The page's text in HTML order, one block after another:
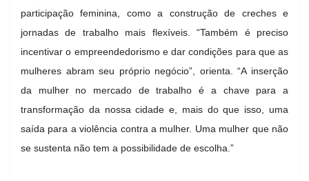
participação feminina, como a construção de creches e
jornadas de trabalho mais flexíveis. “Também é preciso
incentivar o empreendedorismo e dar condições para que as
mulheres abram seu próprio negócio”, orienta. “A inserção
da mulher no mercado de trabalho é a chave para a
transformação da nossa cidade e, mais do que isso, uma
saída para a violência contra a mulher. Uma mulher que não
se sustenta não tem a possibilidade de escolha.”